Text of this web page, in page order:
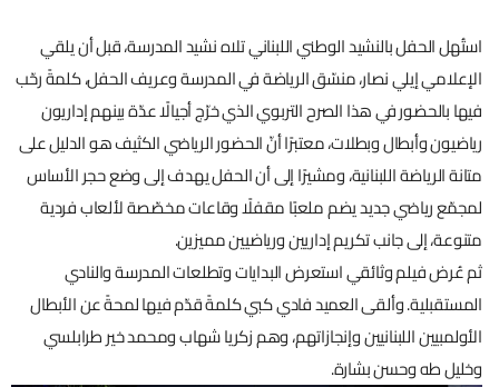
استُهل الحفل بالنشيد الوطني اللبناني تلاه نشيد المدرسة، قبل أن يلقي
الإعلامي إيلي نصار، منسّق الرياضة في المدرسة وعريف الحفل، كلمةً رحّب
فيها بالحضور في هذا الصرح التربوي الذي خرّج أجيالًا عدّة بينهم إداريون
رياضيون وأبطال وبطلات، معتبرًا أنّ الحضور الرياضي الكثيف هو الدليل على
متانة الرياضة اللبنانية، ومشيرًا إلى أن الحفل يهدف إلى وضع حجر الأساس
لمجمّع رياضي جديد يضم ملعبًا مقفلًا وقاعات مخصّصة لألعاب فردية
متنوعة، إلى جانب تكريم إداريين ورياضيين مميزين.
ثم عُرض فيلم وثائقي استعرض البدايات وتطلعات المدرسة والنادي
المستقبلية. وألقى العميد فادي كبي كلمةً قدّم فيها لمحةً عن الأبطال
الأولمبيين اللبنانيين وإنجازاتهم، وهم زكريا شهاب ومحمد خير طرابلسي
وخليل طه وحسن بشارة.